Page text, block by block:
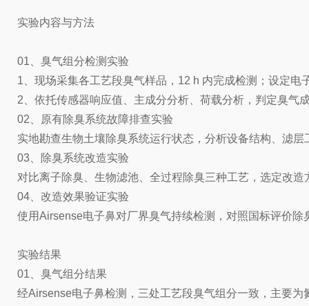
实验内容与方法
01、臭气组分检测实验
1、现场采集各工艺段臭气样品，12 h 内完成检测；设定
2、依托传感器响应值、主成分分析、荷载分析，判定臭气
02、原有除臭系统故障排查实验
实地勘查生物土壤除臭系统运行状态，分析设备结构、滤
03、除臭系统改造实验
对比离子除臭、生物滤池、全过程除臭三种工艺，选定改
04、改造效果验证实验
使用Airsense电子鼻对厂界臭气持续检测，对照国标评价除
实验结果
01、臭气组分结果
经Airsense电子鼻检测，三处工艺段臭气组分一致，主要